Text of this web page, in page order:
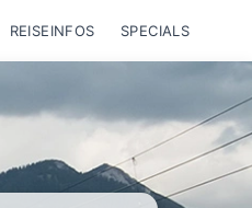
REISEINFOS SPECIALS